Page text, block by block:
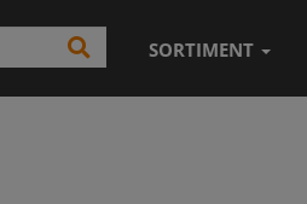
SORTIMENT